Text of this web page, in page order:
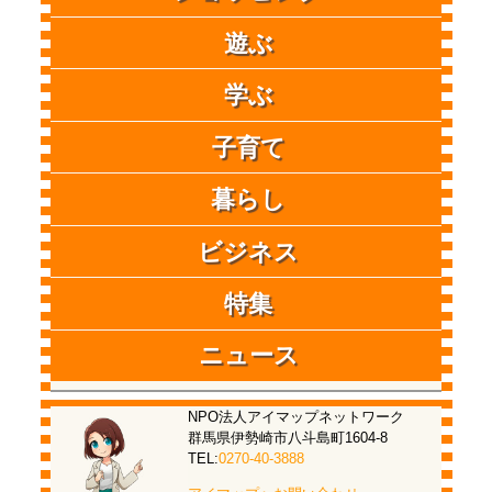
遊ぶ
学ぶ
子育て
暮らし
ビジネス
特集
ニュース
NPO法人アイマップネットワーク
群馬県伊勢崎市八斗島町1604-8
TEL:0270-40-3888